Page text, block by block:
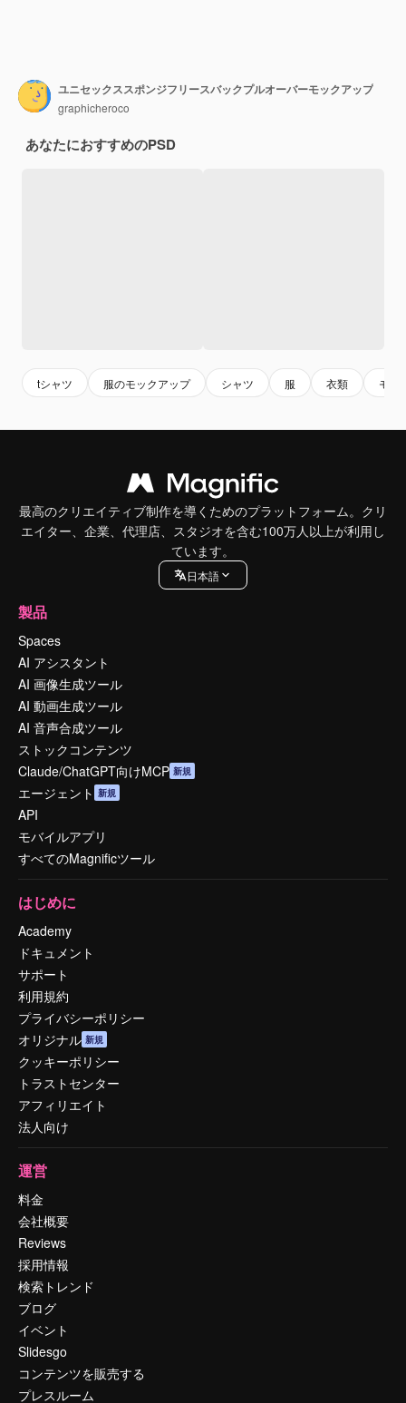
ユニセックススポンジフリースバックプルオーバーモックアップ
graphicheroco
あなたにおすすめのPSD
tシャツ 服のモックアップ シャツ 服 衣類 モッ
最高のクリエイティブ制作を導くためのプラットフォーム。クリ
エイター、企業、代理店、スタジオを含む100万人以上が利用し
ています。
日本語
製品
Spaces
AI アシスタント
AI 画像生成ツール
AI 動画生成ツール
AI 音声合成ツール
ストックコンテンツ
Claude/ChatGPT向けMCP 新規
エージェント 新規
API
モバイルアプリ
すべてのMagnificツール
はじめに
Academy
ドキュメント
サポート
利用規約
プライバシーポリシー
オリジナル 新規
クッキーポリシー
トラストセンター
アフィリエイト
法人向け
運営
料金
会社概要
Reviews
採用情報
検索トレンド
ブログ
イベント
Slidesgo
コンテンツを販売する
プレスルーム